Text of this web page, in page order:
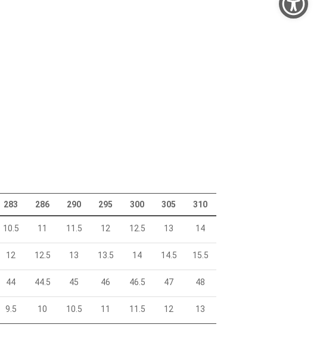
283 286 290 295 300 305 310
10.5 11 11.5 12 12.5 13 14
12 12.5 13 13.5 14 14.5 15.5
44 44.5 45 46 46.5 47 48
9.5 10 10.5 11 11.5 12 13